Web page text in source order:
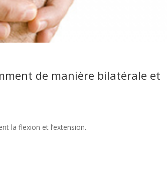
de manière bilatérale et
la flexion et l’extension.